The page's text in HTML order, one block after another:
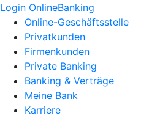
Login OnlineBanking
Online-Geschäftsstelle
Privatkunden
Firmenkunden
Private Banking
Banking & Verträge
Meine Bank
Karriere